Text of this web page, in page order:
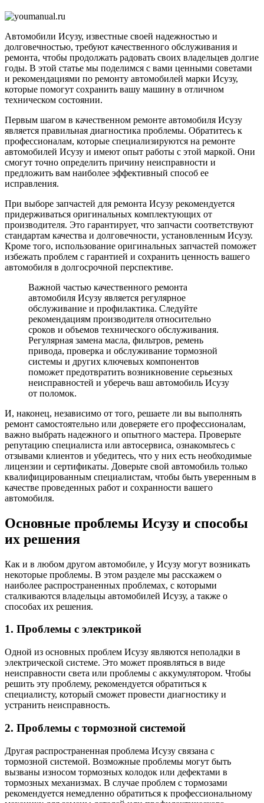
Автомобили Исузу, известные своей надежностью и
долговечностью, требуют качественного обслуживания и
ремонта, чтобы продолжать радовать своих владельцев долгие
годы. В этой статье мы поделимся с вами ценными советами
и рекомендациями по ремонту автомобилей марки Исузу,
которые помогут сохранить вашу машину в отличном
техническом состоянии.
Первым шагом в качественном ремонте автомобиля Исузу
является правильная диагностика проблемы. Обратитесь к
профессионалам, которые специализируются на ремонте
автомобилей Исузу и имеют опыт работы с этой маркой. Они
смогут точно определить причину неисправности и
предложить вам наиболее эффективный способ ее
исправления.
При выборе запчастей для ремонта Исузу рекомендуется
придерживаться оригинальных комплектующих от
производителя. Это гарантирует, что запчасти соответствуют
стандартам качества и долговечности, установленным Исузу.
Кроме того, использование оригинальных запчастей поможет
избежать проблем с гарантией и сохранить ценность вашего
автомобиля в долгосрочной перспективе.
Важной частью качественного ремонта
автомобиля Исузу является регулярное
обслуживание и профилактика. Следуйте
рекомендациям производителя относительно
сроков и объемов технического обслуживания.
Регулярная замена масла, фильтров, ремень
привода, проверка и обслуживание тормозной
системы и других ключевых компонентов
поможет предотвратить возникновение серьезных
неисправностей и уберечь ваш автомобиль Исузу
от поломок.
И, наконец, независимо от того, решаете ли вы выполнять
ремонт самостоятельно или доверяете его профессионалам,
важно выбрать надежного и опытного мастера. Проверьте
репутацию специалиста или автосервиса, ознакомьтесь с
отзывами клиентов и убедитесь, что у них есть необходимые
лицензии и сертификаты. Доверьте свой автомобиль только
квалифицированным специалистам, чтобы быть уверенным в
качестве проведенных работ и сохранности вашего
автомобиля.
Основные проблемы Исузу и способы
их решения
Как и в любом другом автомобиле, у Исузу могут возникать
некоторые проблемы. В этом разделе мы расскажем о
наиболее распространенных проблемах, с которыми
сталкиваются владельцы автомобилей Исузу, а также о
способах их решения.
1. Проблемы с электрикой
Одной из основных проблем Исузу являются неполадки в
электрической системе. Это может проявляться в виде
неисправности света или проблемы с аккумулятором. Чтобы
решить эту проблему, рекомендуется обратиться к
специалисту, который сможет провести диагностику и
устранить неисправность.
2. Проблемы с тормозной системой
Другая распространенная проблема Исузу связана с
тормозной системой. Возможные проблемы могут быть
вызваны износом тормозных колодок или дефектами в
тормозных механизмах. В случае проблем с тормозами
рекомендуется немедленно обратиться к профессиональному